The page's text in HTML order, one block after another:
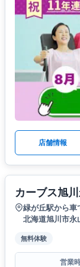
店舗情報
カーブス旭
緑が丘駅から車
北海道旭川市
無料体験
営業